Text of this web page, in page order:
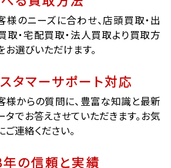
様のニーズに合わせ、店頭買取・出
取・宅配買取・法人買取より買取方
お選びいただけます。
タマーサポート対応
様からの質問に、豊富な知識と最新
タでお答えさせていただきます。お気
ご連絡ください。
の信頼と実績